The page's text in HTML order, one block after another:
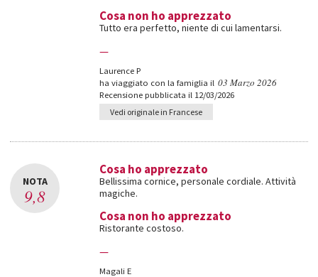
Cosa non ho apprezzato
Tutto era perfetto, niente di cui lamentarsi.
—
Laurence P
ha viaggiato con la famiglia il 03 Marzo 2026
Recensione pubblicata il 12/03/2026
Vedi originale in Francese
NOTA
9,8
Cosa ho apprezzato
Bellissima cornice, personale cordiale. Attività
magiche.
Cosa non ho apprezzato
Ristorante costoso.
—
Magali E